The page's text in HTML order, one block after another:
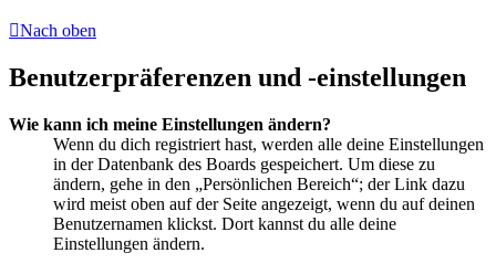
Nach oben
Benutzerpräferenzen und -einstellungen
Wie kann ich meine Einstellungen ändern?
Wenn du dich registriert hast, werden alle deine Einstellungen
in der Datenbank des Boards gespeichert. Um diese zu
ändern, gehe in den „Persönlichen Bereich“; der Link dazu
wird meist oben auf der Seite angezeigt, wenn du auf deinen
Benutzernamen klickst. Dort kannst du alle deine
Einstellungen ändern.